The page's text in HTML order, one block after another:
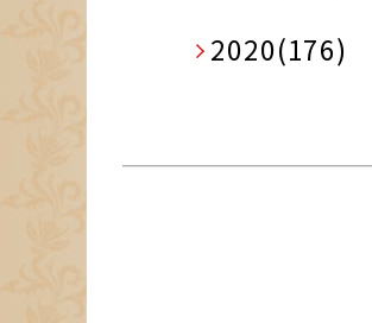
2020(176)